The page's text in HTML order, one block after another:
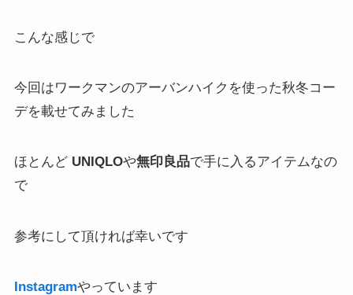
こんな感じで
今回はワークマンのアーバンハイクを使った秋冬コー
デを載せてみました
ほとんど UNIQLOや無印良品で手に入るアイテムなの
で
参考にして頂ければ幸いです
Instagramやっています